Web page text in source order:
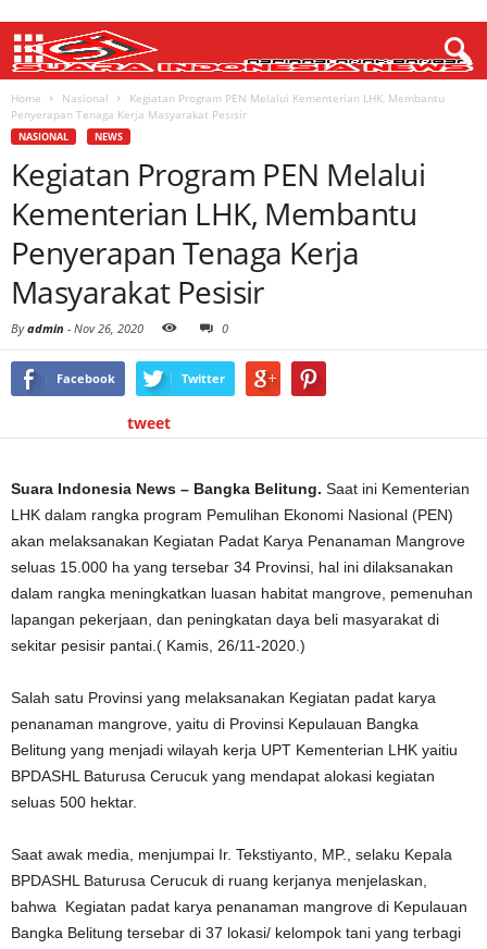
Home Nasional
Kegiatan Program PEN Melalui Kementerian LHK, Membantu
Penyerapan Tenaga Kerja Masyarakat Pesisir
NASIONAL NEWS
Kegiatan Program PEN Melalui
Kementerian LHK, Membantu
Penyerapan Tenaga Kerja
Masyarakat Pesisir
Byadmin - Nov 26, 2020 0
Facebook Twitter
tweet
Suara Indonesia News – Bangka Belitung. Saat ini Kementerian
LHK dalam rangka program Pemulihan Ekonomi Nasional (PEN)
akan melaksanakan Kegiatan Padat Karya Penanaman Mangrove
seluas 15.000 ha yang tersebar 34 Provinsi, hal ini dilaksanakan
dalam rangka meningkatkan luasan habitat mangrove, pemenuhan
lapangan pekerjaan, dan peningkatan daya beli masyarakat di
sekitar pesisir pantai.( Kamis, 26/11-2020.)
Salah satu Provinsi yang melaksanakan Kegiatan padat karya
penanaman mangrove, yaitu di Provinsi Kepulauan Bangka
Belitung yang menjadi wilayah kerja UPT Kementerian LHK yaitiu
BPDASHL Baturusa Cerucuk yang mendapat alokasi kegiatan
seluas 500 hektar.
Saat awak media, menjumpai Ir. Tekstiyanto, MP., selaku Kepala
BPDASHL Baturusa Cerucuk di ruang kerjanya menjelaskan,
bahwa Kegiatan padat karya penanaman mangrove di Kepulauan
Bangka Belitung tersebar di 37 lokasi/ kelompok tani yang terbagi